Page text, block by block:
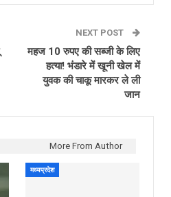
NEXT POST
महज 10 रुपए की सब्जी के लिए
हत्या! भंडारे में खूनी खेल में
युवक की चाकू मारकर ले ली
जान
More From Author
मध्यप्रदेश